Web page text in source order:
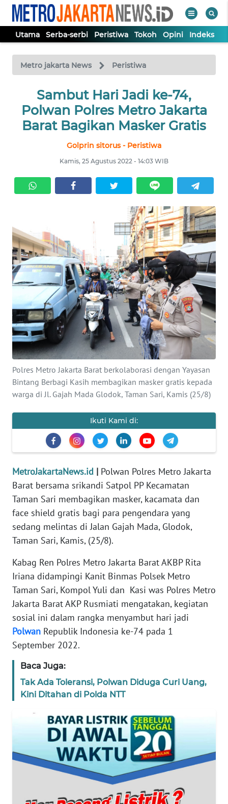
Utama Serba-serbi Peristiwa Tokoh Opini Indeks
Metro jakarta News Peristiwa
Sambut Hari Jadi ke-74,
Polwan Polres Metro Jakarta
Barat Bagikan Masker Gratis
Golprin sitorus - Peristiwa
Kamis, 25 Agustus 2022 - 14:03 WIB
Polres Metro Jakarta Barat berkolaborasi dengan Yayasan
Bintang Berbagi Kasih membagikan masker gratis kepada
warga di Jl. Gajah Mada Glodok, Taman Sari, Kamis (25/8)
Ikuti Kami di:
MetroJakartaNews.id | Polwan Polres Metro Jakarta
Barat bersama srikandi Satpol PP Kecamatan
Taman Sari membagikan masker, kacamata dan
face shield gratis bagi para pengendara yang
sedang melintas di Jalan Gajah Mada, Glodok,
Taman Sari, Kamis, (25/8).
Kabag Ren Polres Metro Jakarta Barat AKBP Rita
Iriana didampingi Kanit Binmas Polsek Metro
Taman Sari, Kompol Yuli dan Kasi was Polres Metro
Jakarta Barat AKP Rusmiati mengatakan, kegiatan
sosial ini dalam rangka menyambut hari jadi
Polwan Republik Indonesia ke-74 pada 1
September 2022.
Baca Juga:
Tak Ada Toleransi, Polwan Diduga Curi Uang,
Kini Ditahan di Polda NTT
TV
Tutup
UTAMA
SERBA-
SERBI
TOKOH
Informasi
INDEKS
BERITA
KONTAK
KAMI
INFO
IKLAN
TENTANG
KAMI
MEDIA
REDAKSI
KARIR
DISCLAIMER
News
Regional
WN
SUMUT
WN
JAKARTA
WN
JABAR
NTT